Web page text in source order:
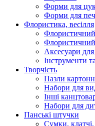
Форми для
Форми для
Флористика, весілля
Флористичний
Аксесуари для
Інструменти
Творчість
Пазли
Набори для
Інші
Набори для
Панські штучки
Сумки,